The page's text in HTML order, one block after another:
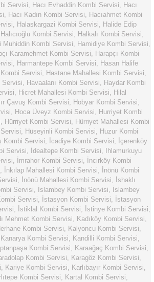
Servisi, Hacı Evhaddin Kombi Servisi, Hacı
, Hacı Kadın Kombi Servisi, Hacıahmet Kombi
, Halaskargazi Kombi Servisi, Halide Edip
Halıcıoğlu Kombi Servisi, Halkalı Kombi Servisi,
Muhiddin Kombi Servisi, Hamidiye Kombi Servisi,
Karamehmet Kombi Servisi, Harapçı Kombi
, Harmantepe Kombi Servisi, Hasan Halife
Servisi, Hastane Mahallesi Kombi Servisi,
Servisi, Havaalanı Kombi Servisi, Haydar Kombi
, Hicret Mahallesi Kombi Servisi, Hilal
Çavuş Kombi Servisi, Hobyar Kombi Servisi,
, Hoca Üveyz Kombi Servisi, Hurriyet Kombi
, Hürriyet Kombi Servisi, Hürriyet Mahallesi Kombi
, Hüseyinli Kombi Servisi, Huzur Kombi
Kombi Servisi, İcadiye Kombi Servisi, İçerenköy
Servisi, İdealtepe Kombi Servisi,
Ihlamurkuyu
, İmrahor Kombi Servisi,
İncirköy Kombi
, İnkılap Mahallesi Kombi Servisi,
İnönü Kombi
, İnönü Mahallesi Kombi Servisi, İshaklı
Servisi, İslambey Kombi Servisi, İslambey
Servisi, İstasyon Kombi Servisi, İstasyon
, İstiklal Kombi Servisi, İstinye Kombi Servisi,
Mehmet Kombi Servisi, Kadıköy Kombi Servisi,
Kombi Servisi, Kalyoncu Kombi Servisi,
Kanarya Kombi Servisi, Kandilli Kombi Servisi,
Kombi Servisi, Karaağaç Kombi Servisi,
Kombi Servisi, Karagöz Kombi Servisi,
, Kariye Kombi Servisi, Karlıbayır Kombi Servisi,
Kombi Servisi, Kartal Kombi Servisi,